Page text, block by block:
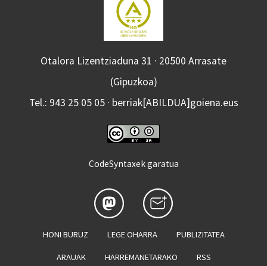
Otalora Lizentziaduna 31 · 20500 Arrasate
(Gipuzkoa)
Tel.: 943 25 05 05 · berriak[ABILDUA]goiena.eus
CodeSyntaxek garatua
HONI BURUZ LEGE OHARRA PUBLIZITATEA
ARAUAK HARREMANETARAKO RSS